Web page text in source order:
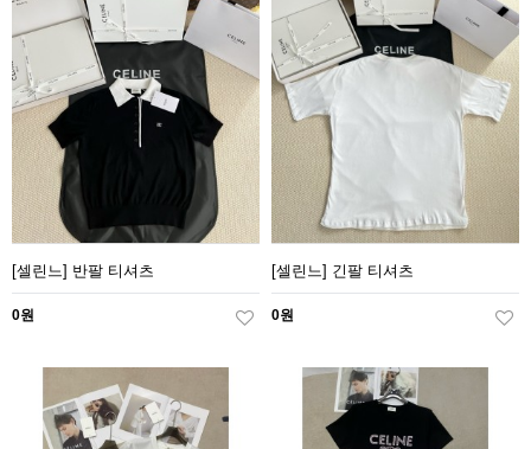
[셀린느] 반팔 티셔츠
0원
[셀린느] 긴팔 티셔츠
0원